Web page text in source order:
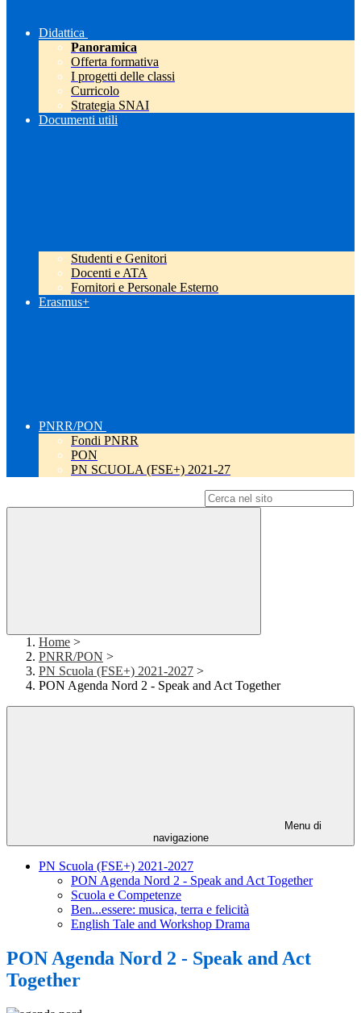
Didattica
Panoramica
Offerta formativa
I progetti delle classi
Curricolo
Strategia SNAI
Documenti utili
Studenti e Genitori
Docenti e ATA
Fornitori e Personale Esterno
Erasmus+
PNRR/PON
Fondi PNRR
PON
PN SCUOLA (FSE+) 2021-27
Home >
PNRR/PON >
PN Scuola (FSE+) 2021-2027 >
PON Agenda Nord 2 - Speak and Act Together
Menu di
navigazione
PN Scuola (FSE+) 2021-2027
PON Agenda Nord 2 - Speak and Act Together
Scuola e Competenze
Ben...essere: musica, terra e felicità
English Tale and Workshop Drama
PON Agenda Nord 2 - Speak and Act
Together